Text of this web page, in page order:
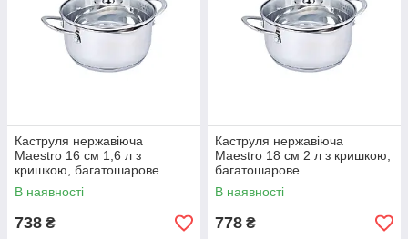
Каструля нержавіюча
Maestro 16 см 1,6 л з
кришкою, багатошарове
термоакумулююче дно MR-
3510-16
В наявності
738 ₴
Каструля нержавіюча
Maestro 18 см 2 л з кришкою,
багатошарове
термоакумулююче дно MR-
3510-18
В наявності
778 ₴